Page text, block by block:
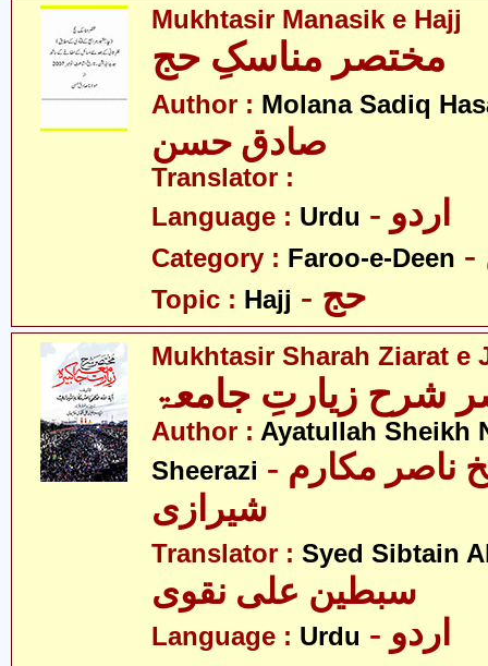
Mukhtasir Manasik e Hajj
مختصر مناسکِ حج
Author : Molana Sadiq
صادق حسن
Translator :
Language : Urdu - اردو
Category : Faroo-e-Deen
Topic : Hajj - حج
Mukhtasir Sharah Ziarat e
شرح زیارتِ جامعۃ
Author : Ayatullah Sheikh
Sheerazi - آیت اللہ شیخ ناصر مکارم
شیرازی
Translator : Syed Sibtain
سبطین علی نقوی
Language : Urdu - اردو